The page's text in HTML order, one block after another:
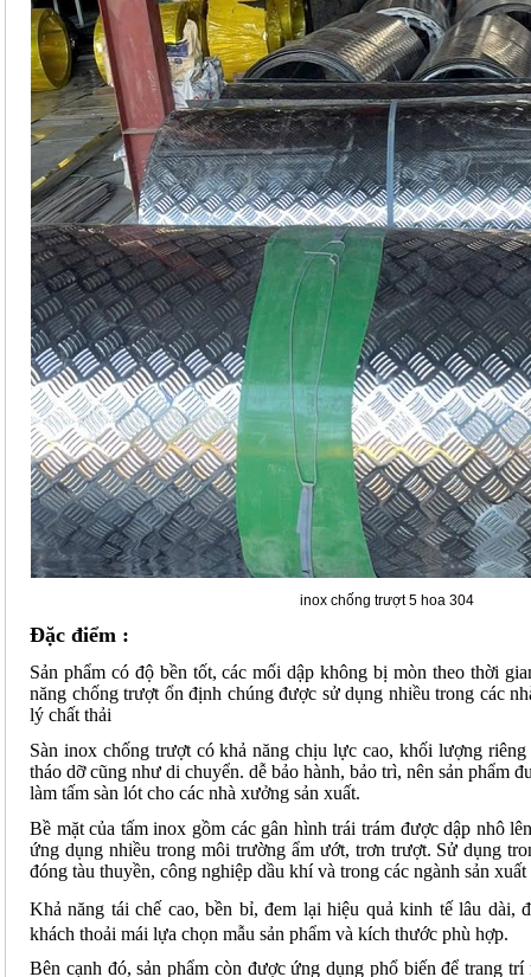
inox chống trượt 5 hoa 304
Đặc điểm :
Sản phẩm có độ bền tốt, các mối dập không bị mòn theo thời
năng chống trượt ổn định chúng được sử dụng nhiều trong các
lý chất thải
Sàn inox chống trượt có khả năng chịu lực cao, khối lượng riêng
tháo dỡ cũng như di chuyển. dễ bảo hành, bảo trì, nên sản phẩm
làm tấm sàn lót cho các nhà xưởng sản xuất.
Bề mặt của tấm inox gồm các gân hình trái trám được dập nhô
ứng dụng nhiều trong môi trường ẩm ướt, trơn trượt. Sử dụng
đóng tàu thuyền, công nghiệp dầu khí và trong các ngành sản
Khả năng tái chế cao, bền bỉ, đem lại hiệu quả kinh tế lâu dài, đ
khách thoải mái lựa chọn mẫu sản phẩm và kích thước phù hợp.
Bên cạnh đó, sản phẩm còn được ứng dụng phổ biến để trang